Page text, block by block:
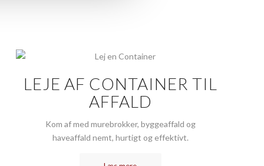
LEJE AF CONTAINER TIL
AFFALD
Kom af med murebrokker, byggeaffald og
haveaffald nemt, hurtigt og effektivt.